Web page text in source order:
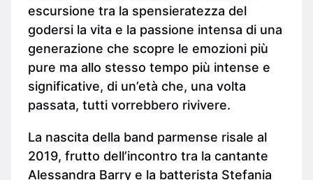
escursione tra la spensieratezza del
godersi la vita e la passione intensa di una
generazione che scopre le emozioni più
pure ma allo stesso tempo più intense e
significative, di un’età che, una volta
passata, tutti vorrebbero rivivere.
La nascita della band parmense risale al
2019, frutto dell’incontro tra la cantante
Alessandra Barry e la batterista Stefania